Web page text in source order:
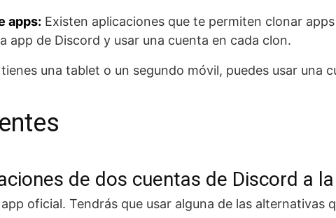
apps: Existen aplicaciones que te permiten clonar
app de Discord y usar una cuenta en cada clon.
tienes una tablet o un segundo móvil, puedes usar una
de dos cuentas de Discord a
oficial. Tendrás que usar alguna de las alternativas